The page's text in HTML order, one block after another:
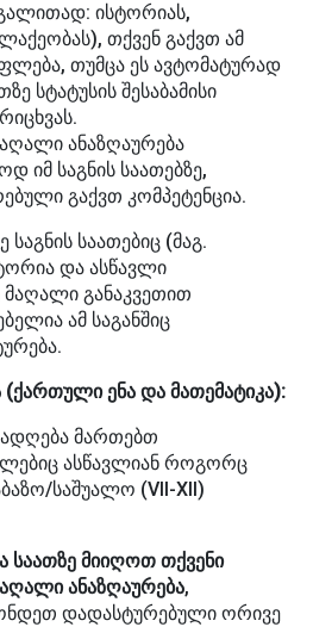
ისტორიას,
თქვენ გაქვთ ამ
თუმცა ეს ავტომატურად
სტატუსის შესაბამისი
ანაზღაურება
იმ საგნის საათებზე,
გაქვთ კომპეტენცია.
საათებიც (მაგ.
და ასწავლი
მაღალი განაკვეთით
ამ საგანშიც
(ქართული ენა და მათემატიკა):
მართებთ
ასწავლიან როგორც
საშუალო (VII-XII)
საათზე მიიღოთ თქვენი
ანაზღაურება,
დადასტურებული ორივე